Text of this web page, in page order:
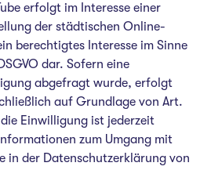
erfolgt im Interesse einer
der städtischen Online-
berechtigtes Interesse im Sinne
dar. Sofern eine
abgefragt wurde, erfolgt
auf Grundlage von Art.
Einwilligung ist jederzeit
zum Umgang mit
in der Datenschutzerklärung von